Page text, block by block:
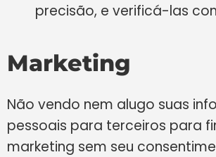
precisão, e verificá-las
Marketing
Não vendo nem alugo suas
pessoais para terceiros para
marketing sem seu